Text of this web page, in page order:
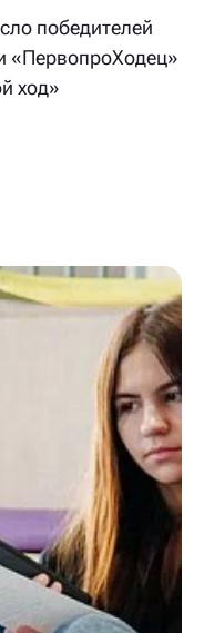
победителей
«ПервопроХодец»
ход»